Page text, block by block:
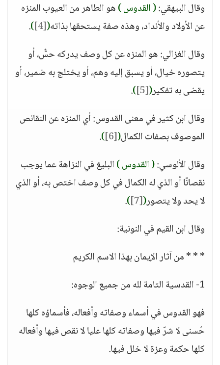
وقال البيهقي:( القدوس )هو الطاهر من العيوب المنزه
عن الأولاد والأنداد، وهذه صفة يستحقها بذاته(
[4]
)
.
وقال الغزالي: هو المنزه عن كل وصف يدركه حسٌّ، أو
يتصوره خيال، أو يسبق إليه وهم، أو يختلج به ضمير، أو
يقضى به تفكير(
[5]
)
.
وقال ابن كثير في معنى القدوس: أي المنزه عن النقائص
الموصوف بصفات الكمال(
[6]
)
.
وقال الألوسي:( القدوس )البليغ في النزاهة عما يوجب
نقصانًا أو الذي له الكمال في كل وصف اختص به، أو الذي
لا يحد ولا يتصور(
[7]
)
.
وقال ابن القيم في النونية:
* * * من آثار الإيمان بهذا الاسم الكريم
1- القدسية التامة لله من جميع الوجوه:
فهو القدوس في أسماء وصفاته وأفعاله، فأسماؤه كلها
حُسنى لا شرّ فيها وصفاته كلها عليا لا نقص فيها وأفعاله
كلها حكمة وعزة لا خلل فيها.